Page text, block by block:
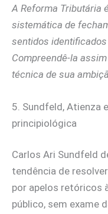
A Reforma Tributária
sistemática de
sentidos identificados
Compreendê-la
técnica de sua
5. Sundfeld, Atienza
principiológica
Carlos Ari Sundfeld
tendência de
por apelos retóricos
público, sem exame